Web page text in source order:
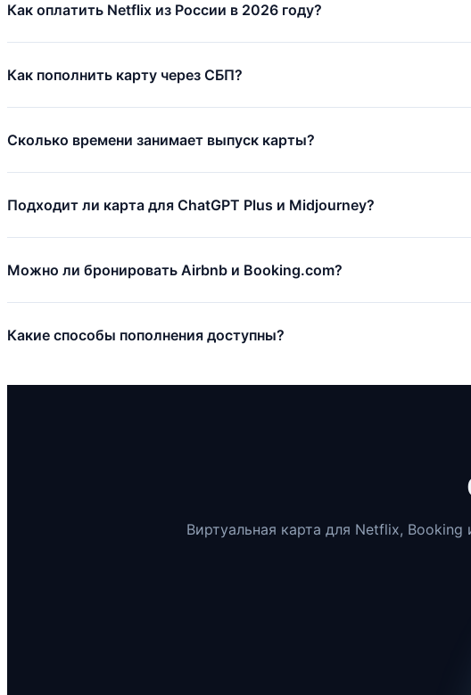
Как оплатить Netflix из России в 2026 году?
Как пополнить карту через СБП?
Сколько времени занимает выпуск карты?
Подходит ли карта для ChatGPT Plus и Midjourney?
Можно ли бронировать Airbnb и Booking.com?
Какие способы пополнения доступны?
Виртуальная карта для Netflix, Booking